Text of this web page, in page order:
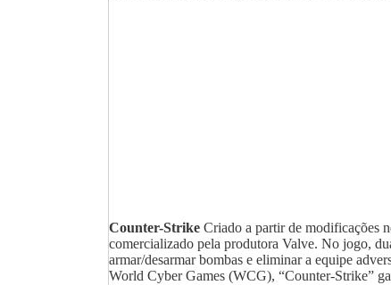
Counter-Strike Criado a partir de modificações
comercializado pela produtora Valve. No jogo,
armar/desarmar bombas e eliminar a equipe
World Cyber Games (WCG), “Counter-Strike”